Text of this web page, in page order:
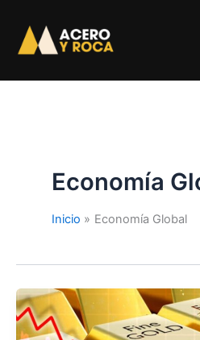
contenido
Economía
Inicio Economía Global